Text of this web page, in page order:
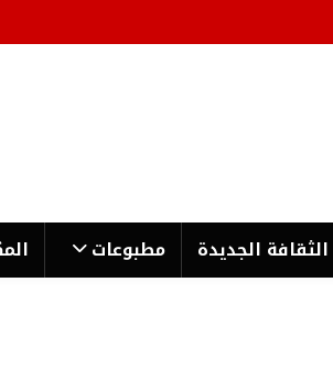
الثقافة الجدیدة مطبوعات